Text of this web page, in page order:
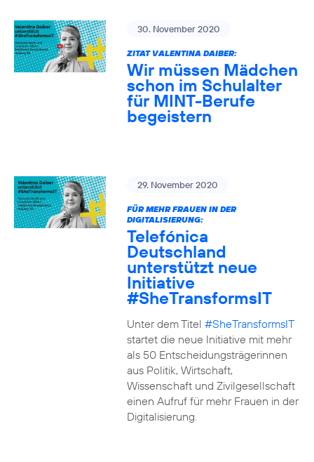
30. November 2020
ZITAT VALENTINA DAIBER:
Wir müssen Mädchen
schon im Schulalter
für MINT-Berufe
begeistern
29. November 2020
FÜR MEHR FRAUEN IN DER
DIGITALISIERUNG:
Telefónica
Deutschland
unterstützt neue
Initiative
#SheTransformsIT
Unter dem Titel #SheTransformsIT
startet die neue Initiative mit mehr
als 50 Entscheidungsträgerinnen
aus Politik, Wirtschaft,
Wissenschaft und Zivilgesellschaft
einen Aufruf für mehr Frauen in der
Digitalisierung.